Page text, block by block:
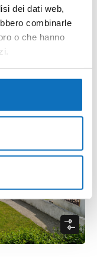
dei dati web,
combinarle
o che hanno
1